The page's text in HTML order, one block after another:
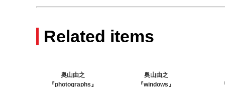
Related items
奥山由之
『photographs』
奥山由之
『windows』